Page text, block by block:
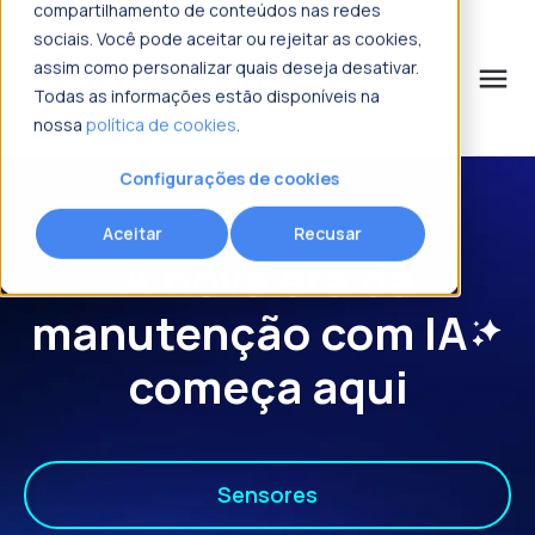
compartilhamento de conteúdos nas redes
sociais. Você pode aceitar ou rejeitar as cookies,
assim como personalizar quais deseja desativar.
Todas as informações estão disponíveis na
nossa política de cookies.
Configurações de cookies
Aceitar Recusar
menu
o que procura?
A nova era da
manutenção com IA
começa aqui
Sensores
Sobrenome*
Email corporativo*
Número de telefone
Sobrenome*
Email corporativo*
Número de telefone
Sobrenome*
Email corporativo*
Número de telefone